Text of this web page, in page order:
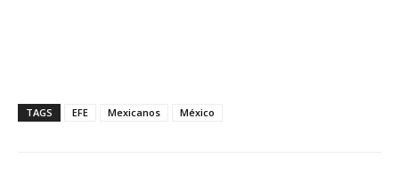
TAGS EFE Mexicanos México